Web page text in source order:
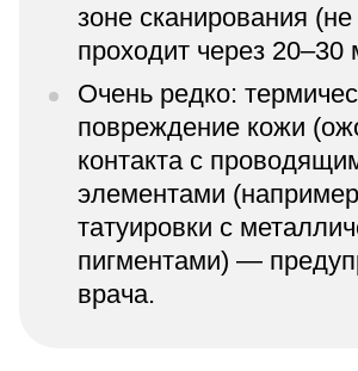
зоне сканирования
проходит через 20–30
Очень редко:
повреждение кожи
контакта с
элементами
татуировки с
пигментами) —
врача.